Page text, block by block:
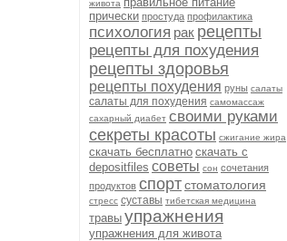
живота
прически простуда профилактика
психология рак рецепты
рецепты для похудения
рецепты здоровья
рецепты похудения руны салаты
салаты для похудения самомассаж
сахарный диабет своими руками
секреты красоты сжигание жира
скачать бесплатно скачать с
depositfiles советы сон сочетания
продуктов спортстоматология
стресс суставы тибетская медицина
травы упражнения
упражнения для живота